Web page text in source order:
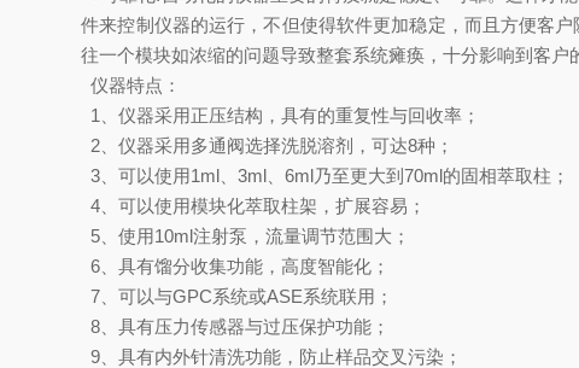
件来控制仪器的运行，不但使得软件更加稳定，而且方便客
往一个模块如浓缩的问题导致整套系统瘫痪，十分影响到客户
仪器特点：
1、仪器采用正压结构，具有的重复性与回收率；
2、仪器采用多通阀选择洗脱溶剂，可达8种；
3、可以使用1ml、3ml、6ml乃至更大到70ml的固相萃取柱；
4、可以使用模块化萃取柱架，扩展容易；
5、使用10ml注射泵，流量调节范围大；
6、具有馏分收集功能，高度智能化；
7、可以与GPC系统或ASE系统联用；
8、具有压力传感器与过压保护功能；
9、具有内外针清洗功能，防止样品交叉污染；